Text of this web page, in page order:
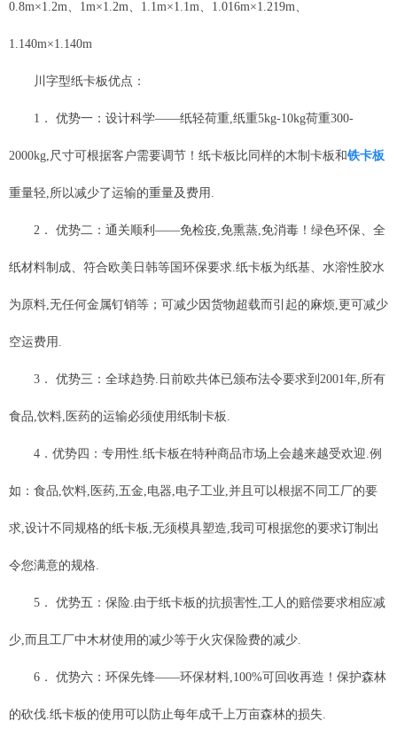
0.8m×1.2m、1m×1.2m、1.1m×1.1m、1.016m×1.219m、
1.140m×1.140m
川字型纸卡板优点：
1． 优势一：设计科学——纸轻荷重,纸重5kg-10kg荷重300-
2000kg,尺寸可根据客户需要调节！纸卡板比同样的木制卡板和铁卡板
重量轻,所以减少了运输的重量及费用.
2． 优势二：通关顺利——免检疫,免熏蒸,免消毒！绿色环保、全
纸材料制成、符合欧美日韩等国环保要求.纸卡板为纸基、水溶性胶水
为原料,无任何金属钉销等；可减少因货物超载而引起的麻烦,更可减少
空运费用.
3． 优势三：全球趋势.日前欧共体已颁布法令要求到2001年,所有
食品,饮料,医药的运输必须使用纸制卡板.
4．优势四：专用性.纸卡板在特种商品市场上会越来越受欢迎.例
如：食品,饮料,医药,五金,电器,电子工业,并且可以根据不同工厂的要
求,设计不同规格的纸卡板,无须模具塑造,我司可根据您的要求订制出
令您满意的规格.
5． 优势五：保险.由于纸卡板的抗损害性,工人的赔偿要求相应减
少,而且工厂中木材使用的减少等于火灾保险费的减少.
6． 优势六：环保先锋——环保材料,100%可回收再造！保护森林
的砍伐.纸卡板的使用可以防止每年成千上万亩森林的损失.